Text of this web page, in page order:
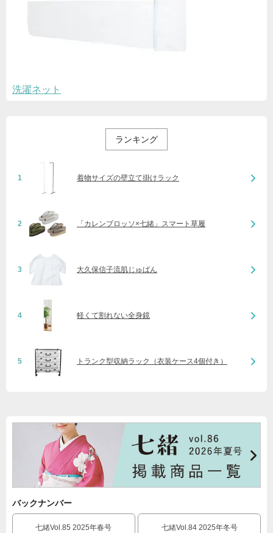
洗濯ネット
ランキング
1 着物サイズの壁立て掛けラック
2 「カレンブロッソ×七緒」スマート草履
3 大久保信子流肌じゅばん
4 軽くて割れない全身鏡
5 トランク型収納ラック（衣装ケース4個付き）
バックナンバー
七緒Vol.85 2025年春号 七緒Vol.84 2025年冬号